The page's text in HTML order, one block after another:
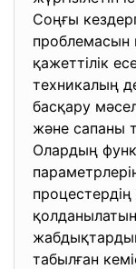
Соңғы
проблемасын
қажеттілік
техникалың
басқару
және сапаны
Олардың
табылған